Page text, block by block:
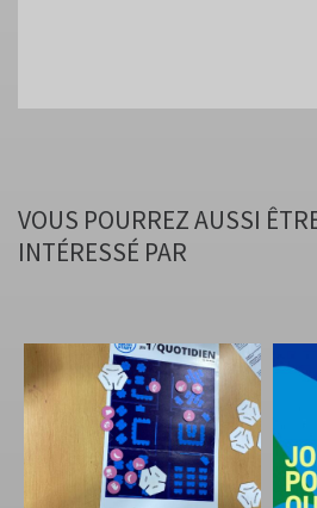
VOUS POURREZ AUSSI
INTÉRESSÉ PAR